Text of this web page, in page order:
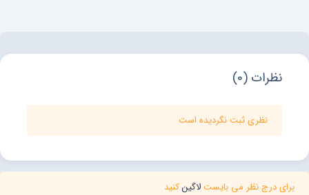
نظرات (0)
نظری ثبت نگردیده است
برای درج نظر می بایستلاگینکنید